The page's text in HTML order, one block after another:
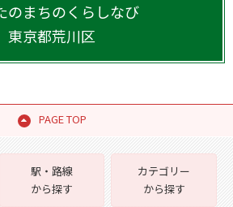
のまちのくらしなび
東京都荒川区
PAGE TOP
駅・路線
から探す
カテゴリー
から探す